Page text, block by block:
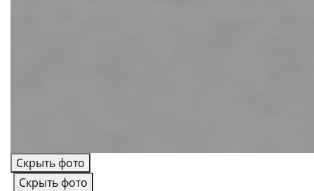
Скрыть фото
Скрыть фото